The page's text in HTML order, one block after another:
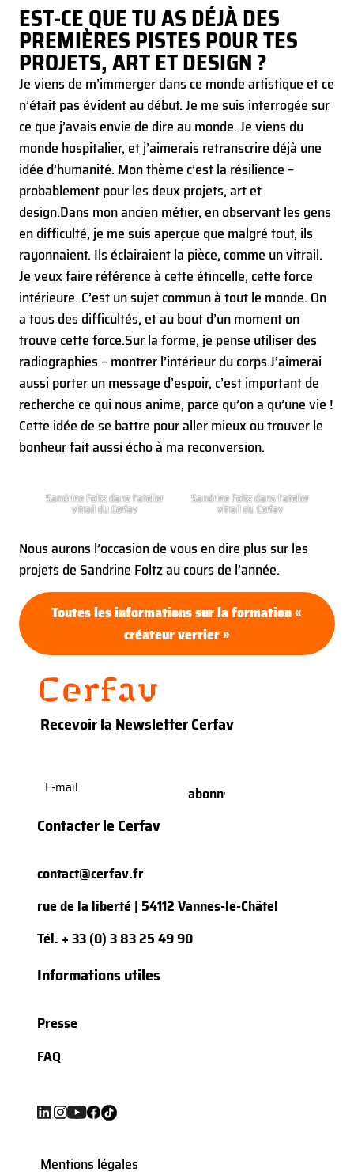
EST-CE QUE TU AS DÉJÀ DES
PREMIÈRES PISTES POUR TES
PROJETS, ART ET DESIGN ?
Je viens de m’immerger dans ce monde artistique et ce
n’était pas évident au début. Je me suis interrogée sur
ce que j’avais envie de dire au monde. Je viens du
monde hospitalier, et j’aimerais retranscrire déjà une
idée d’humanité. Mon thème c’est la résilience –
probablement pour les deux projets, art et
design.Dans mon ancien métier, en observant les gens
en difficulté, je me suis aperçue que malgré tout, ils
rayonnaient. Ils éclairaient la pièce, comme un vitrail.
Je veux faire référence à cette étincelle, cette force
intérieure. C’est un sujet commun à tout le monde. On
a tous des difficultés, et au bout d’un moment on
trouve cette force.Sur la forme, je pense utiliser des
radiographies – montrer l’intérieur du corps.J’aimerai
aussi porter un message d’espoir, c’est important de
recherche ce qui nous anime, parce qu’on a qu’une vie !
Cette idée de se battre pour aller mieux ou trouver le
bonheur fait aussi écho à ma reconversion.
Sandrine Foltz dans l’atelier
vitrail du Cerfav
Sandrine Foltz dans l’atelier
vitrail du Cerfav
Nous aurons l’occasion de vous en dire plus sur les
projets de Sandrine Foltz au cours de l’année.
Toutes les informations sur la formation «
créateur verrier »
Recevoir la Newsletter Cerfav
mail(Nécessaire)
Contacter le Cerfav
contact@cerfav.fr
rue de la liberté | 54112 Vannes-le-Châtel
Tél. + 33 (0) 3 83 25 49 90
Informations utiles
Presse
FAQ
Mentions légales